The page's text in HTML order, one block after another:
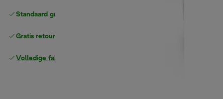
Standaard gratis verzending
Gratis retourneren
Volledige fabrieksgarantie